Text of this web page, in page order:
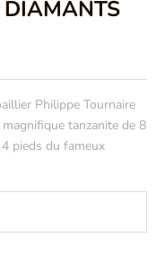
Philippe Tournaire
tanzanite de 8
pieds du fameux